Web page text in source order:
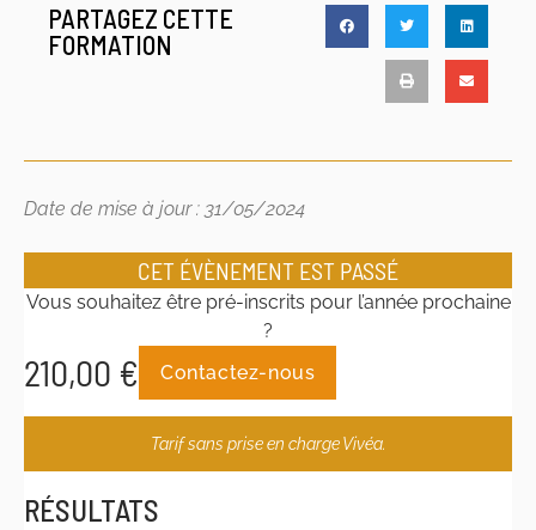
PARTAGEZ CETTE
FORMATION
Date de mise à jour : 31/05/2024
CET ÉVÈNEMENT EST PASSÉ
Vous souhaitez être pré-inscrits pour l’année prochaine
?
210,00 € Contactez-nous
Tarif sans prise en charge Vivéa.
RÉSULTATS